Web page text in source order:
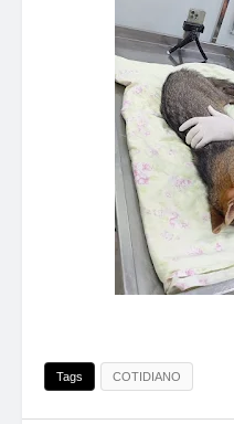
Tags COTIDIANO